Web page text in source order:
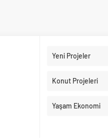
Yeni Projeler
Konut Projeleri
Yaşam Ekonomi